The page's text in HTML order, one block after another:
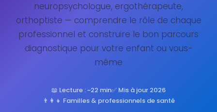
neuropsychologue, ergothérapeute,
orthoptiste — comprendre le rôle de chaque
professionnel et construire le bon parcours
diagnostique pour votre enfant ou vous-
même
📖 Lecture : ~22 min✅ Mis à jour 2026
👨‍👩‍👧 Familles & professionnels de santé